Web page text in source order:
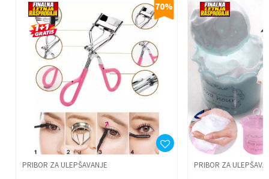
Poruka
Anti-spam zaštita - izračunajte koliko je 2 + 3 :
70%
PRIBOR ZA ULEPŠAVANJE PRIBOR ZA